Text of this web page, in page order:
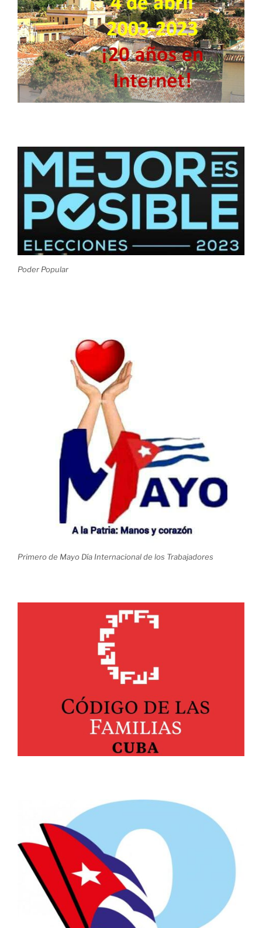
Poder Popular
Primero de Mayo Día Internacional de los Trabajadores